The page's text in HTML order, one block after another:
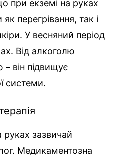
при екземі на руках
перегрівання, так і
У весняний період
Від алкоголю
– він підвищує
системи.
руках зазвичай
Медикаментозна